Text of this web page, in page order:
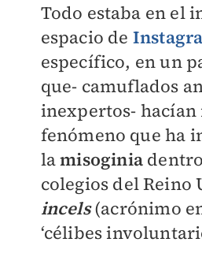
Todo estaba en el
espacio de
específico, en un
que- camuflados
inexpertos-
fenómeno que ha
lamisoginia
colegios del Reino
incels (acrónimo
‘célibes